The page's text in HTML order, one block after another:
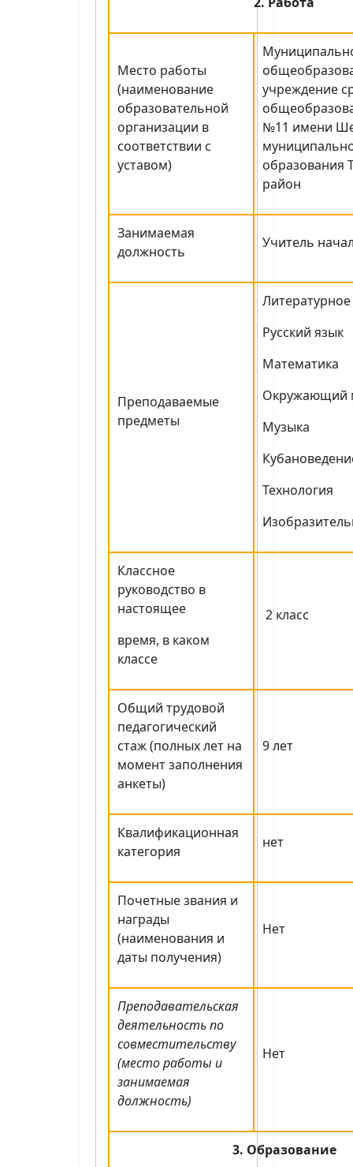
Место работы
(наименование
образовательной
организации в
соответствии с
уставом)
учреждение
№11 имени
образования
район
Занимаемая
должность
Учитель
Преподаваемые
предметы
Русский язык
Математика
Окружающий
Музыка
Технология
Классное
руководство в
настоящее
время, в каком
классе
2 класс
Общий трудовой
педагогический
стаж (полных лет на
момент заполнения
анкеты)
9 лет
Квалификационная
категория
нет
Почетные звания и
награды
(наименования и
даты получения)
Нет
Преподавательская
деятельность по
совместительству
(место работы и
занимаемая
должность)
Нет
3. Образование